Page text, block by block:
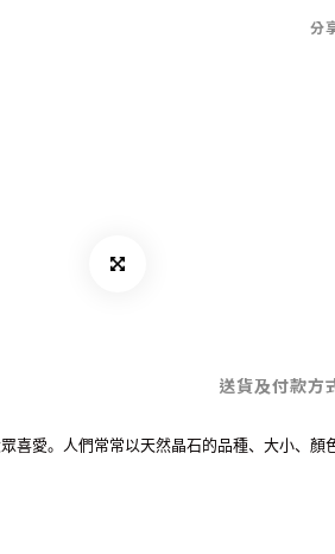
分
送貨及付款方
愛。人們常常以天然晶石的品種、大小、